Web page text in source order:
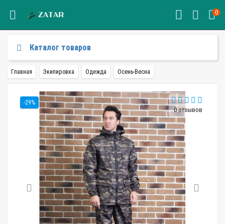
0
Каталог товаров
Главная Экипировка Одежда Осень-Весна
-29%
0 отзывов